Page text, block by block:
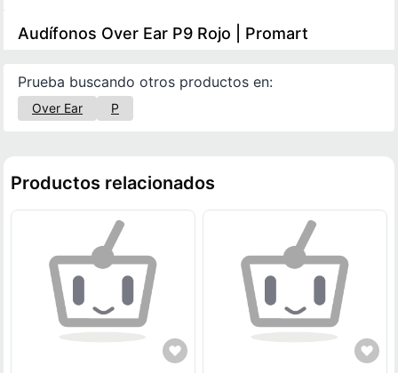
Audífonos Over Ear P9 Rojo | Promart
Prueba buscando otros productos en:
Over Ear P
Productos relacionados